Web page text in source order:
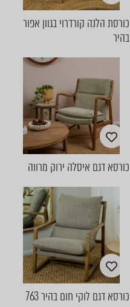
כורסת הלנה קורדרוי בגוון אפור
בהיר
כורסא דגם איסלה ירוק מרווה
כורסא דגם לוקי חום בהיר 763